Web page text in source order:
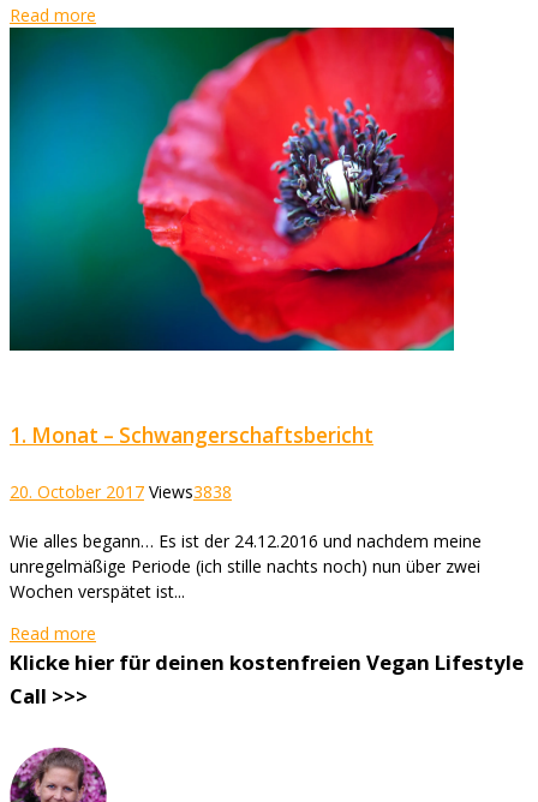
Read more
1. Monat – Schwangerschaftsbericht
20. October 2017 Views3838
Wie alles begann… Es ist der 24.12.2016 und nachdem meine
unregelmäßige Periode (ich stille nachts noch) nun über zwei
Wochen verspätet ist...
Read more
Klicke hier für deinen kostenfreien Vegan Lifestyle
Call >>>